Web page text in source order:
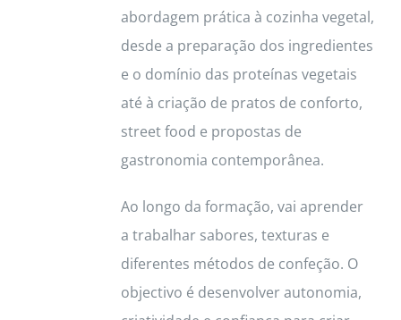
abordagem prática à cozinha vegetal,
desde a preparação dos ingredientes
e o domínio das proteínas vegetais
até à criação de pratos de conforto,
street food e propostas de
gastronomia contemporânea.
Ao longo da formação, vai aprender
a trabalhar sabores, texturas e
diferentes métodos de confeção. O
objectivo é desenvolver autonomia,